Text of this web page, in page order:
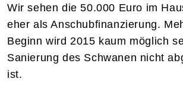
Wir sehen die 50.000 Euro im
eher als Anschubfinanzierung.
Beginn wird 2015 kaum möglich
Sanierung des Schwanen nicht
ist.